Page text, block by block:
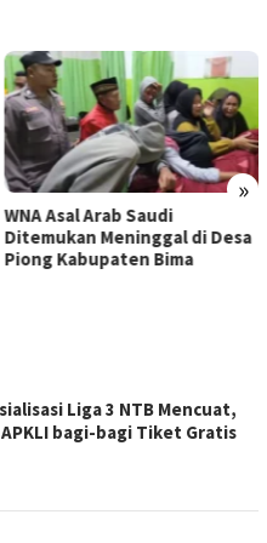
»
Sejumlah Pekerja Dapur MBG
di Kabupaten Bima Dilaporkan
Positif Hepatitis, Puskesmas
Liga 3 NTB Mencuat,
APKLI bagi-bagi Tiket Gratis